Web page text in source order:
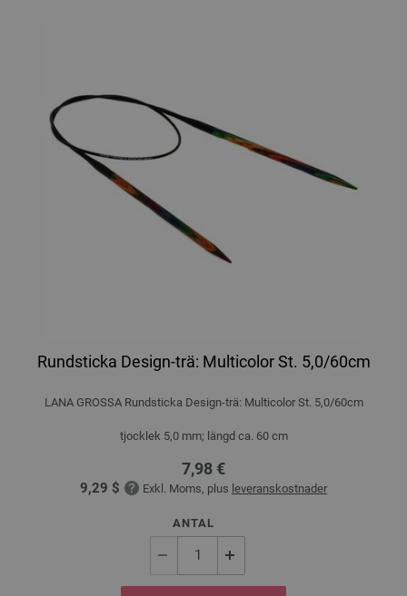
Rundsticka Design-trä: Multicolor St. 5,0/60cm
LANA GROSSA Rundsticka Design-trä: Multicolor St. 5,0/60cm
tjocklek 5,0 mm; längd ca. 60 cm
7,98 €
9,29 $ Exkl. Moms, plus leveranskostnader
ANTAL